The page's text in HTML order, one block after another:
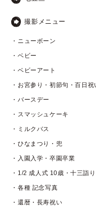
撮影メニュー
・ニューボーン
・ベビー
・ベビーアート
・お宮参り・初節句・百日祝
・バースデー
・スマッシュケーキ
・ミルクバス
・ひなまつり・兜
・入園入学・卒園卒業
・1/2 成人式 10歳・十三詣
・各種 記念写真
・還暦・長寿祝い